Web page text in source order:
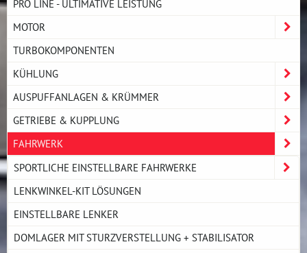
PRO LINE - ULTIMATIVE LEISTUNG
MOTOR
TURBOKOMPONENTEN
KÜHLUNG
AUSPUFFANLAGEN & KRÜMMER
GETRIEBE & KUPPLUNG
FAHRWERK
SPORTLICHE EINSTELLBARE FAHRWERKE
LENKWINKEL-KIT LÖSUNGEN
EINSTELLBARE LENKER
DOMLAGER MIT STURZVERSTELLUNG + STABILISATOR